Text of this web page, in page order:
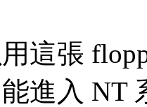
這張
進入 NT